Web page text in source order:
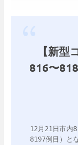
【新型
816〜
12月21日市内
8197例目）と